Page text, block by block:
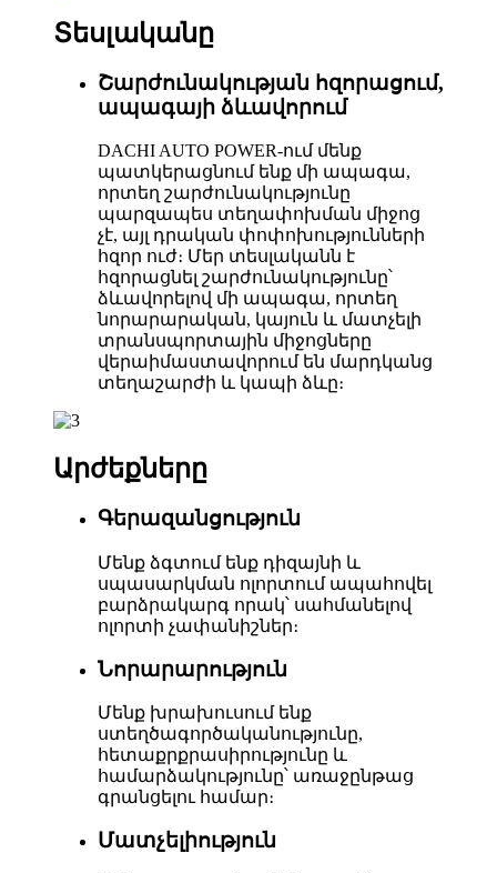
Տեսլականը
Շարժունակության հզորացում,
ապագայի ձևավորում
DACHI AUTO POWER-ում մենք
պատկերացնում ենք մի ապագա,
որտեղ շարժունակությունը
պարզապես տեղափոխման միջոց
չէ, այլ դրական փոփոխությունների
հզոր ուժ։ Մեր տեսլականն է
հզորացնել շարժունակությունը՝
ձևավորելով մի ապագա, որտեղ
նորարարական, կայուն և մատչելի
տրանսպորտային միջոցները
վերաիմաստավորում են մարդկանց
տեղաշարժի և կապի ձևը։
Արժեքները
Գերազանցություն
Մենք ձգտում ենք դիզայնի և
սպասարկման ոլորտում ապահովել
բարձրակարգ որակ՝ սահմանելով
ոլորտի չափանիշներ։
Նորարարություն
Մենք խրախուսում ենք
ստեղծագործականությունը,
հետաքրքրասիրությունը և
համարձակությունը՝ առաջընթաց
գրանցելու համար։
Մատչելիություն